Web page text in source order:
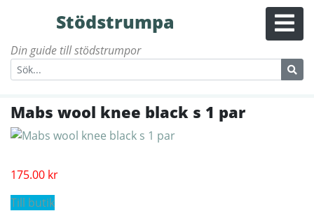
Stödstrumpa
Din guide till stödstrumpor
Mabs wool knee black s 1 par
175.00 kr
Till butik